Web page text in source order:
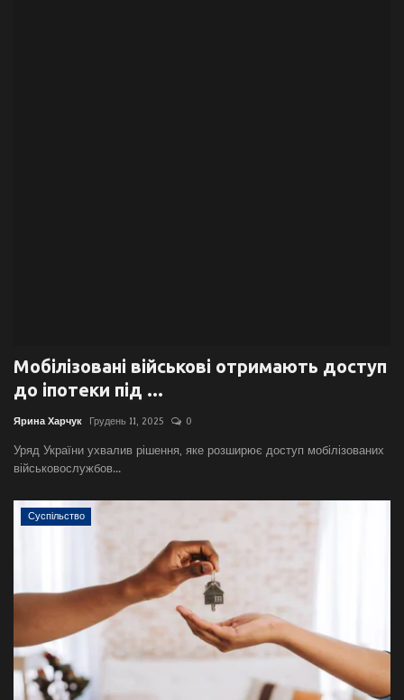
Мова
English Ukraine
Мобілізовані військові отримають доступ
до іпотеки під ...
Ярина Харчук Грудень 11, 2025 0
Уряд України ухвалив рішення, яке розширює доступ мобілізованих
військовослужбов...
Суспільство